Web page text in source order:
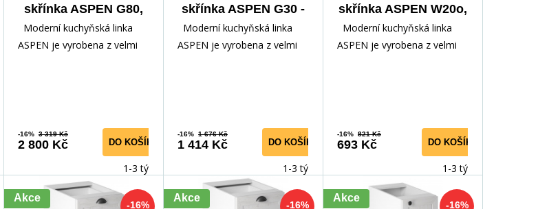
skřínka ASPEN G80,
Bílá/Bílý lesk
Moderní kuchyňská linka
ASPEN je vyrobena z velmi
-16% 3 319 Kč
2 800 Kč DO KOŠÍKU
1-3 týdny
skřínka ASPEN G30 -
Pravá, Bílá/Bílý lesk
Moderní kuchyňská linka
ASPEN je vyrobena z velmi
-16% 1 676 Kč
1 414 Kč DO KOŠÍKU
1-3 týdny
skřínka ASPEN W20o,
Bílá
Moderní kuchyňská linka
ASPEN je vyrobena z velmi
-16% 821 Kč
693 Kč DO KOŠÍKU
1-3 týdny
-16%
Akce
-16%
Akce
-16%
Akce